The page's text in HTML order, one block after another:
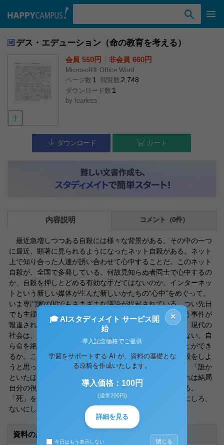
デス・エデューション（命の教育を考える）
会員 550円 非会員 660円
Microsoft® Office Word
ページ数 1 閲覧数 2,748
ダウンロード数 1
by fearless
ダウンロード カート
内容説明 コメント（0件）
最近急増しつつある自殺には様々な背景がある。その中の一つ
に最近、顕著に見られるようになったネット自殺がある。ネット
上で知り合った人達が誘い合わせて心中することだ。このネット
自殺が、全国で多発している。何故見知らぬ者同士で心中するの
か、自殺を押しとどめる有効な手だてはないのか。インターネッ
トという新しい媒体が生んだ新しいかたちの“心中”をめぐって、
いま専門家の間でもさまざまな議論が提起されている。つい先日
でも主婦がネットで自殺志願者を募集し、自殺したという事件が
報道されたのは記憶に新しいこととして認識されている。現代の
社会は、そういう社会であることを自覚しなければならない。自
ら命を絶つまでに追い詰められた人をどうすれば救うことができ
るか。この問いの持つ意味はずっしりと重い。ネット自殺をしよ
うと思った人のアンケートからは「一人で死ぬのは怖い」「誰か
といたほうが安心する」と言った例が多い。しかし、これは結局
自分の視点からしか見えなくなっていることを示している。
「死」を自分で判断し、それを実行するのが正常であるにしろ、
ないにしろ私は同感できない。
資料の原本内容
×
🎓 AIスタディメイト サービス開
始
導入記念価格でご提供
学習をサポートする AI が、資料の基礎とな
る原稿を作成いたします。
導入価格：100円
(通常200円)
詳細を見る
今日はもう表示しない 閉じる